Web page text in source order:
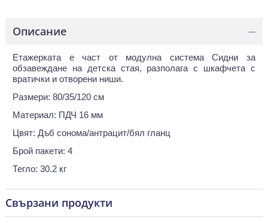
Описание —
Етажерката е част от модулна система Сидни за
обзавеждане на детска стая, разполага с шкафчета с
вратички и отворени ниши.
Размери: 80/35/120 см
Материал: ПДЧ 16 мм
Цвят: Дъб сонома/антрацит/бял гланц
Брой пакети: 4
Тегло: 30.2 кг
Свързани продукти